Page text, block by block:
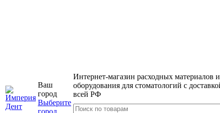
Ваш
город
Выберите
город
Интернет-магазин расходных материалов и
оборудования для стоматологий с
всей РФ